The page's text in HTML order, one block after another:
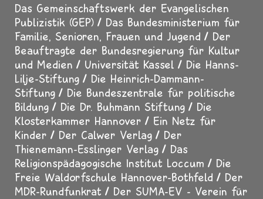
Das Gemeinschaftswerk der Evangelischen
Publizistik (GEP)
Das Bundesministerium für
Familie, Senioren, Frauen und Jugend
Der
Beauftragte der Bundesregierung für Kultur
und Medien
Universität Kassel
Die Hanns-
Lilje-Stiftung
Die Heinrich-Dammann-
Stiftung
Die Bundeszentrale für politische
Bildung
Die Dr. Buhmann Stiftung
Die
Klosterkammer Hannover
Ein Netz für
Kinder
Der Calwer Verlag
Der
Thienemann-Esslinger Verlag
Das
Religionspädagogische Institut Loccum
Die
Freie Waldorfschule Hannover-Bothfeld
Der
MDR-Rundfunkrat
Der SUMA-EV - Verein für